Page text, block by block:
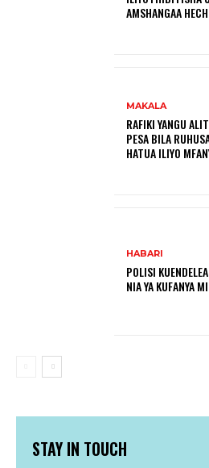
AMSHANGAA
MAKALA
RAFIKI YANGU
PESA BILA
HATUA ILIYO
HABARI
POLISI
NIA YA KUFANYA
STAY IN TOUCH